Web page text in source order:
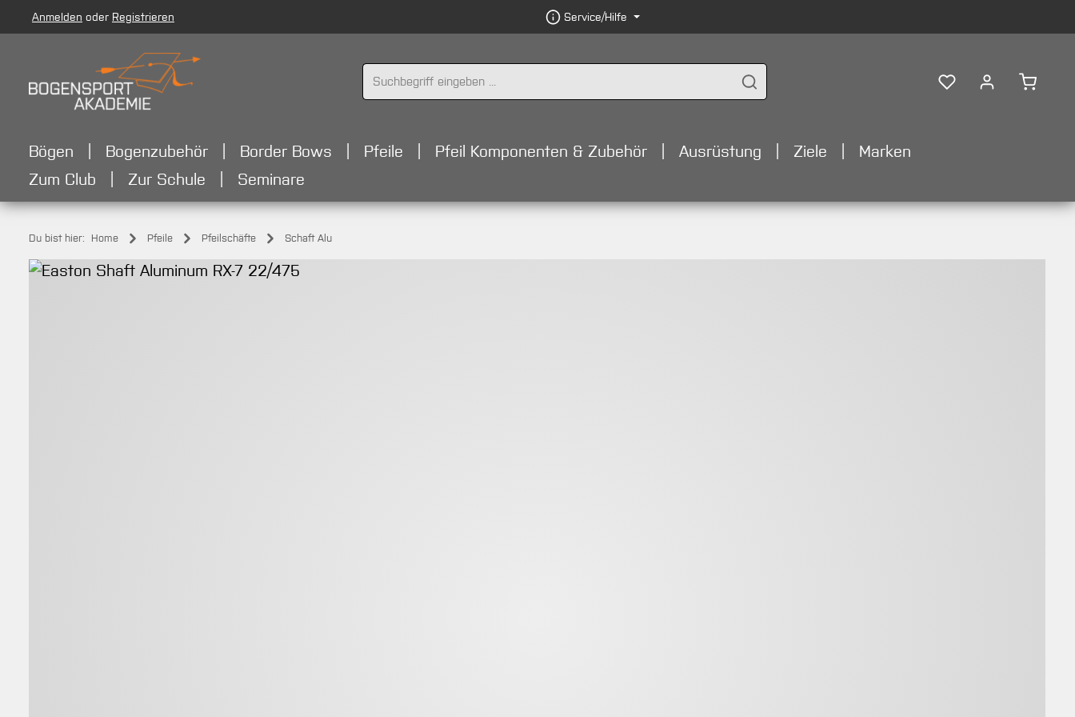
Hauptinhalt springen
Zur Suche springen
Zur Hauptnavigation springen
Anmelden oder Registrieren Service/Hilfe
Bögen Bogenzubehör Border Bows Pfeile Pfeil Komponenten & Zubehör Ausrüstung Ziele
Marken
Zum Club
Zur Schule Seminare
Du bist hier: Home Pfeile Pfeilschäfte Schaft Alu
Bildergalerie überspringen